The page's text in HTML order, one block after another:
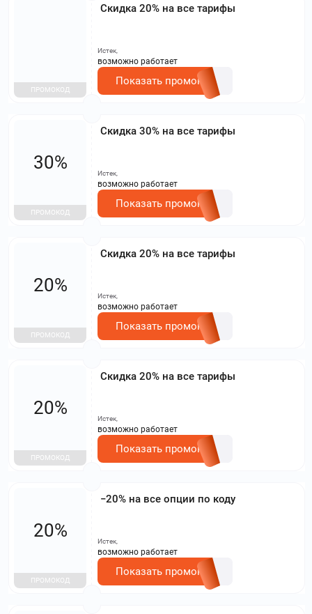
Скидка 20% на все тарифы
ПРОМОКОД
Истек,
возможно работает
Показать промокод
Скидка 30% на все тарифы
30%
ПРОМОКОД
Истек,
возможно работает
Показать промокод
Скидка 20% на все тарифы
20%
ПРОМОКОД
Истек,
возможно работает
Показать промокод
Скидка 20% на все тарифы
20%
ПРОМОКОД
Истек,
возможно работает
Показать промокод
−20% на все опции по коду
20%
ПРОМОКОД
Истек,
возможно работает
Показать промокод